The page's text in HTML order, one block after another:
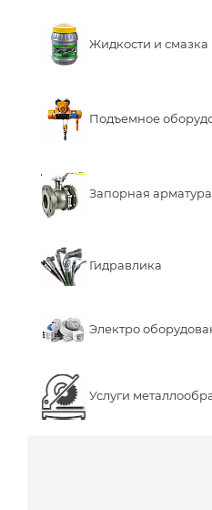
Жидкости и смазка
Подъемное
Запорная арматура
Гидравлика
Электро
Услуги